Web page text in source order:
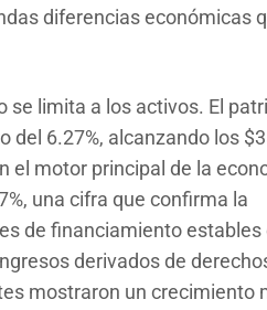
diferencias económicas
se limita a los activos. El
6.27%, alcanzando los
el motor principal de la
una cifra que confirma la
de financiamiento estables
derivados de
mostraron un crecimiento